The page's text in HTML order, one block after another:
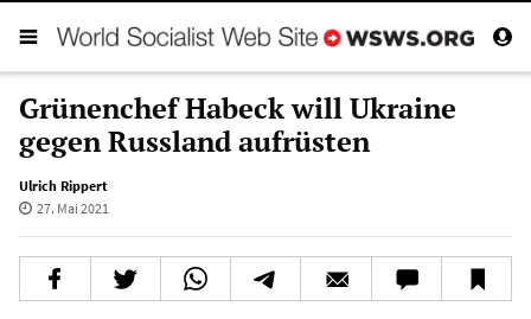
Grünenchef Habeck will Ukraine
gegen Russland aufrüsten
Ulrich Rippert
27. Mai 2021